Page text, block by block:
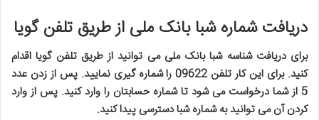
دریافت شماره شبا بانک ملی از طریق تلفن گویا
برای دریافت شناسه شبا بانک ملی می توانید از طریق تلفن گویا اقدام
کنید. برای این کار تلفن 09622 را شماره گیری نمایید. پس از زدن عدد
5 از شما درخواست می شود تا شماره حسابتان را وارد کنید. پس از وارد
کردن آن می توانید به شماره شبا دسترسی پیدا کنید.